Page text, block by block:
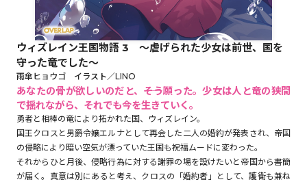
コミックガルド
コミッククリエ
リキューレ
ウィズレイン王国物語 3 ～虐げられた少女は前世、国を
守った竜でした～
雨傘ヒョウゴ イラスト／LINO
あなたの骨が欲しいのだと、――そう願った。少女は人と竜の狭間
で揺れながら、それでも今を生きていく。
勇者と相棒の竜により拓かれた国、ウィズレイン。
国王クロスと男爵令嬢エルナとして再会した二人の婚約が発表され、帝国
の侵略により暗い空気が漂っていた王国も祝福ムードに変わった。
それからひと月後、侵略行為に対する謝罪の場を設けたいと帝国から書簡
が届く。真意は別にあると考え、クロスの「婚約者」として、護衛も兼ね